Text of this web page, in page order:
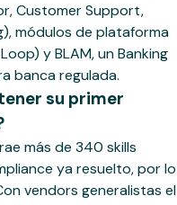
Customer Support,
módulos de plataforma
y BLAM, un Banking
banca regulada.
su primer
más de 340 skills
ya resuelto, por lo
vendors generalistas el